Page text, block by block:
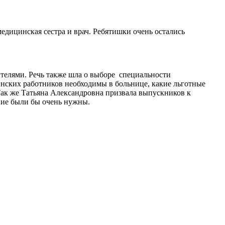
сестра и врач. Ребятишки очень остались
Речь также шла о выборе специальности
работников необходимы в больнице, какие льготные
же Татьяна Александровна призвала выпускников к
были бы очень нужны.